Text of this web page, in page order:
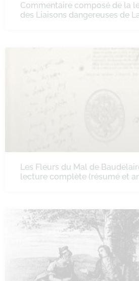
Commentaire composé de la
des Liaisons dangereuses de
Les Fleurs du Mal de
lecture complète (résumé et